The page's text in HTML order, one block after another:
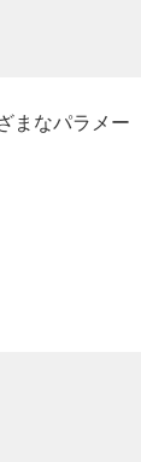
まなパラメー